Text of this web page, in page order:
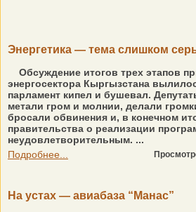
Энергетика — тема слишком
Обсуждение итогов трех этапов
энергосектора Кыргызстана
парламент кипел и бушевал.
метали гром и молнии, делали
бросали обвинения и, в конечном
правительства о реализации
неудовлетворительным. ...
Подробнее...
На устах — авиабаза “Манас”